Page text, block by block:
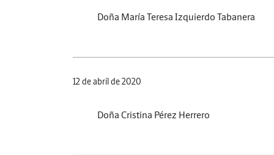
Doña María Teresa Izquierdo Tabanera
12 de abril de 2020
Doña Cristina Pérez Herrero